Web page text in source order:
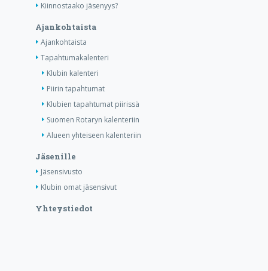
Kiinnostaako jäsenyys?
Ajankohtaista
Ajankohtaista
Tapahtumakalenteri
Klubin kalenteri
Piirin tapahtumat
Klubien tapahtumat piirissä
Suomen Rotaryn kalenteriin
Alueen yhteiseen kalenteriin
Jäsenille
Jäsensivusto
Klubin omat jäsensivut
Yhteystiedot